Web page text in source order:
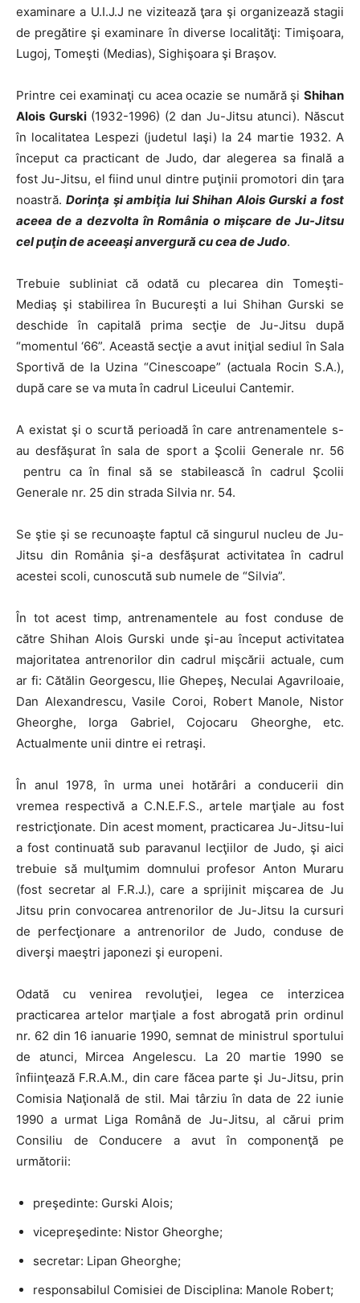
examinare a U.I.J.J ne vizitează ţara şi organizează stagii
de pregătire şi examinare în diverse localităţi: Timişoara,
Lugoj, Tomeşti (Medias), Sighişoara şi Braşov.
Printre cei examinaţi cu acea ocazie se numără şi Shihan
Alois Gurski(1932-1996) (2 dan Ju-Jitsu atunci). Născut
în localitatea Lespezi (judetul Iaşi) la 24 martie 1932. A
început ca practicant de Judo, dar alegerea sa finală a
fost Ju-Jitsu, el fiind unul dintre puţinii promotori din ţara
noastră.Dorinţa şi ambiţia lui Shihan Alois Gurski a fost
aceea de a dezvolta în România o mişcare de Ju-Jitsu
cel puţin de aceeaşi anvergură cu cea de Judo.
Trebuie subliniat că odată cu plecarea din Tomeşti-
Mediaş şi stabilirea în Bucureşti a lui Shihan Gurski se
deschide în capitală prima secţie de Ju-Jitsu după
“momentul ‘66”. Această secţie a avut iniţial sediul în Sala
Sportivă de la Uzina “Cinescoape” (actuala Rocin S.A.),
după care se va muta în cadrul Liceului Cantemir.
A existat şi o scurtă perioadă în care antrenamentele s-
au desfăşurat în sala de sport a Şcolii Generale nr. 56
pentru ca în final să se stabilească în cadrul Şcolii
Generale nr. 25 din strada Silvia nr. 54.
Se ştie şi se recunoaşte faptul că singurul nucleu de Ju-
Jitsu din România şi-a desfăşurat activitatea în cadrul
acestei scoli, cunoscută sub numele de “Silvia”.
În tot acest timp, antrenamentele au fost conduse de
către Shihan Alois Gurski unde şi-au început activitatea
majoritatea antrenorilor din cadrul mişcării actuale, cum
ar fi: Cătălin Georgescu, Ilie Ghepeş, Neculai Agavriloaie,
Dan Alexandrescu, Vasile Coroi, Robert Manole, Nistor
Gheorghe, Iorga Gabriel, Cojocaru Gheorghe, etc.
Actualmente unii dintre ei retraşi.
În anul 1978, în urma unei hotărâri a conducerii din
vremea respectivă a C.N.E.F.S., artele marţiale au fost
restricţionate. Din acest moment, practicarea Ju-Jitsu-lui
a fost continuată sub paravanul lecţiilor de Judo, şi aici
trebuie să mulţumim domnului profesor Anton Muraru
(fost secretar al F.R.J.), care a sprijinit mişcarea de Ju
Jitsu prin convocarea antrenorilor de Ju-Jitsu la cursuri
de perfecţionare a antrenorilor de Judo, conduse de
diverşi maeştri japonezi şi europeni.
Odată cu venirea revoluţiei, legea ce interzicea
practicarea artelor marţiale a fost abrogată prin ordinul
nr. 62 din 16 ianuarie 1990, semnat de ministrul sportului
de atunci, Mircea Angelescu. La 20 martie 1990 se
înfiinţează F.R.A.M., din care făcea parte şi Ju-Jitsu, prin
Comisia Naţională de stil. Mai târziu în data de 22 iunie
1990 a urmat Liga Română de Ju-Jitsu, al cărui prim
Consiliu de Conducere a avut în componenţă pe
următorii:
preşedinte: Gurski Alois;
vicepreşedinte: Nistor Gheorghe;
secretar: Lipan Gheorghe;
responsabilul Comisiei de Disciplina: Manole Robert;